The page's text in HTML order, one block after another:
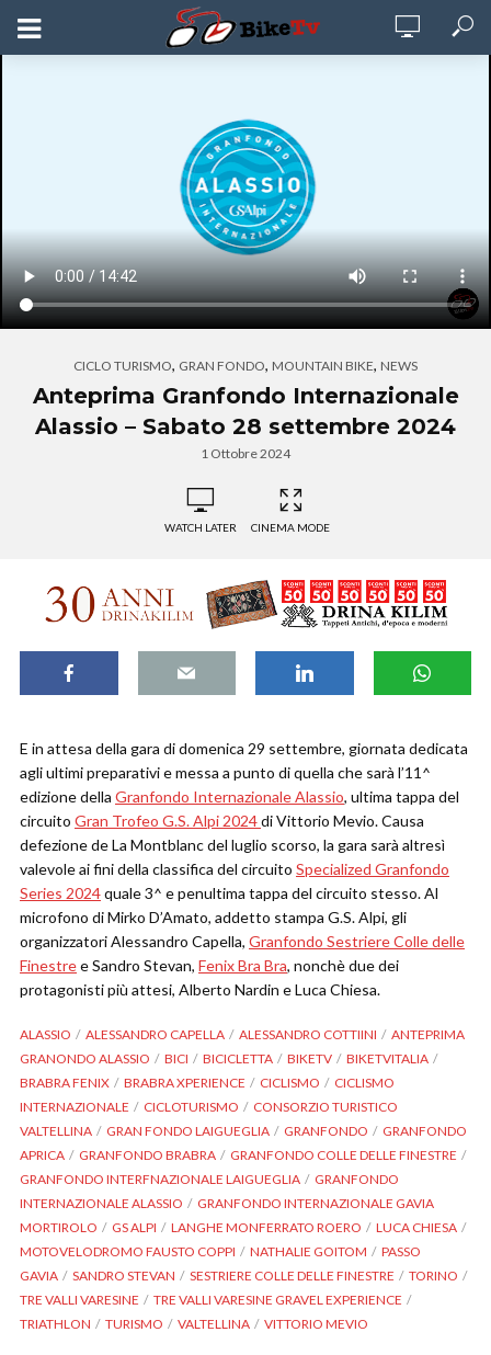
CICLO TURISMO, GRAN FONDO, MOUNTAIN BIKE, NEWS
Anteprima Granfondo Internazionale
Alassio – Sabato 28 settembre 2024
1 Ottobre 2024
WATCH LATER CINEMA MODE
E in attesa della gara di domenica 29 settembre, giornata dedicata
agli ultimi preparativi e messa a punto di quella che sarà l’11^
edizione della Granfondo Internazionale Alassio, ultima tappa del
circuito Gran Trofeo G.S. Alpi 2024di Vittorio Mevio. Causa
defezione de La Montblanc del luglio scorso, la gara sarà altresì
valevole ai fini della classifica del circuito Specialized Granfondo
Series 2024quale 3^ e penultima tappa del circuito stesso. Al
microfono di Mirko D’Amato, addetto stampa G.S. Alpi, gli
organizzatori Alessandro Capella, Granfondo Sestriere Colle delle
Finestree Sandro Stevan, Fenix Bra Bra, nonchè due dei
protagonisti più attesi, Alberto Nardin e Luca Chiesa.
ALASSIO ALESSANDRO CAPELLA ALESSANDRO COTTIINI
ANTEPRIMA
GRANONDO ALASSIO
BICI BICICLETTA BIKETV
BIKETVITALIA
BRABRA FENIX
BRABRA XPERIENCE CICLISMO
CICLISMO
INTERNAZIONALE
CICLOTURISMO
CONSORZIO TURISTICO
VALTELLINA
GRAN FONDO LAIGUEGLIA GRANFONDO
GRANFONDO
APRICA
GRANFONDO BRABRA
GRANFONDO COLLE DELLE FINESTRE
GRANFONDO INTERFNAZIONALE LAIGUEGLIA
GRANFONDO
INTERNAZIONALE ALASSIO
GRANFONDO INTERNAZIONALE GAVIA
MORTIROLO
GS ALPI LANGHE MONFERRATO ROERO
LUCA CHIESA
MOTOVELODROMO FAUSTO COPPI
NATHALIE GOITOM
PASSO
GAVIA
SANDRO STEVAN SESTRIERE COLLE DELLE FINESTRE
TORINO
TRE VALLI VARESINE
TRE VALLI VARESINE GRAVEL EXPERIENCE
TRIATHLON
TURISMO VALTELLINA VITTORIO MEVIO